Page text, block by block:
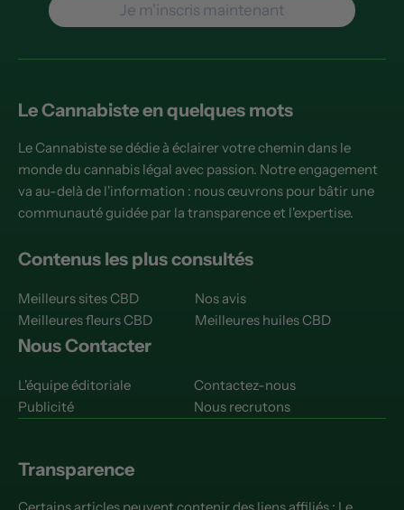
Je m'inscris maintenant
Le Cannabiste en quelques mots
Le Cannabiste se dédie à éclairer votre chemin dans le
monde du cannabis légal avec passion. Notre engagement
va au-delà de l'information : nous œuvrons pour bâtir une
communauté guidée par la transparence et l'expertise.
Contenus les plus consultés
Meilleurs sites CBD
Nos avis
Meilleures fleurs CBD
Meilleures huiles CBD
Nous Contacter
L'équipe éditoriale
Contactez-nous
Publicité
Nous recrutons
Transparence